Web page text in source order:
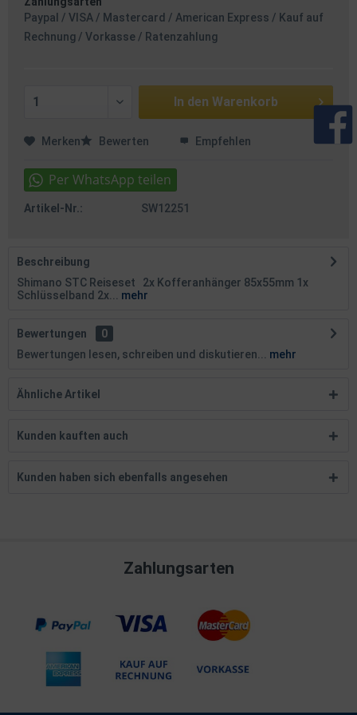
Paypal / VISA / Mastercard / American Express / Kauf auf
Rechnung / Vorkasse / Ratenzahlung
In den Warenkorb
Merken Bewerten Empfehlen
Artikel-Nr.: SW12251
Beschreibung
Shimano STC Reiseset 2x Kofferanhänger 85x55mm 1x
Schlüsselband 2x...
mehr
Bewertungen
0
Bewertungen lesen, schreiben und diskutieren...
mehr
Ähnliche Artikel
Kunden kauften auch
Kunden haben sich ebenfalls angesehen
Zahlungsarten